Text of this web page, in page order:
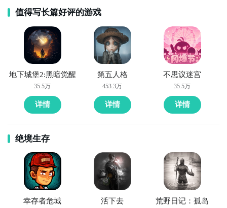
值得写长篇好评的游戏
地下城堡2:黑暗觉醒
35.5万
详情
第五人格
453.3万
详情
不思议迷宫
35.5万
详情
绝境生存
幸存者危城 活下去 荒野日记：孤岛